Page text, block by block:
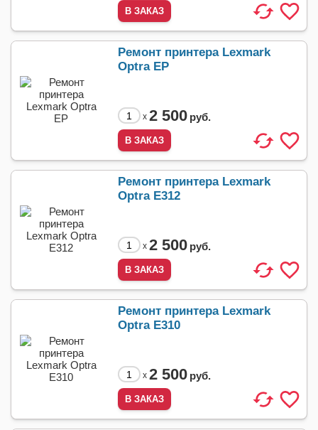
Ремонт принтера Lexmark
Optra EP
x 2 500 руб.
Ремонт принтера Lexmark
Optra E312
x 2 500 руб.
Ремонт принтера Lexmark
Optra E310
x 2 500 руб.